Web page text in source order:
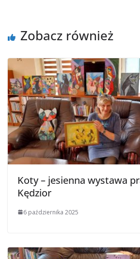
Zobacz również
Koty – jesienna wystawa
Kędzior
6 października 2025